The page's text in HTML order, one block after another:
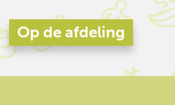
Op de afdeling